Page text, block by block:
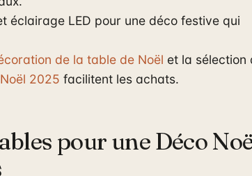
éclairage LED pour une déco festive qui
de la table de Noël et la sélection
2025 facilitent les achats.
pour une Déco